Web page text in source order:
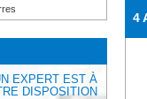
EXPERT EST À
DISPOSITION
4